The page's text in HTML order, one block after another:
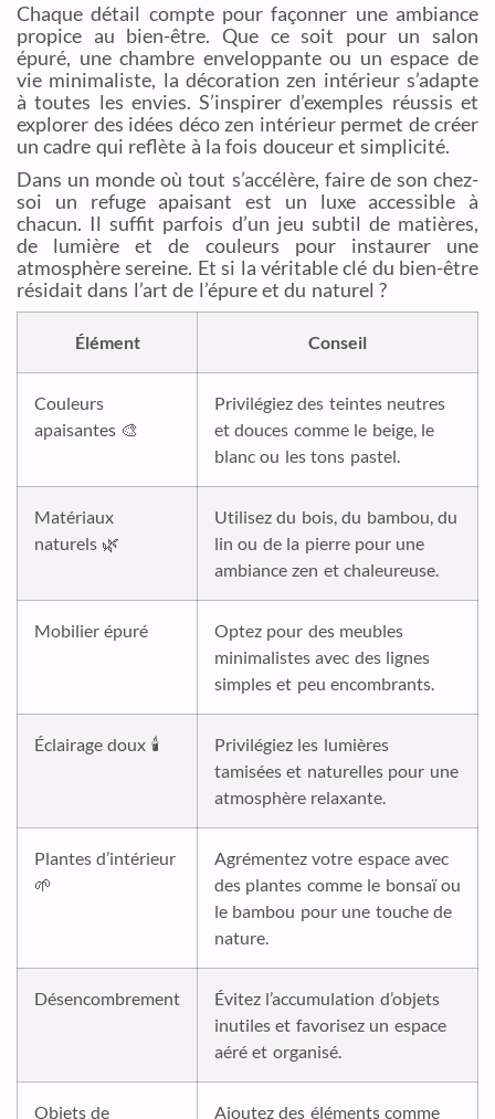
Chaque détail compte pour façonner une ambiance
propice au bien-être. Que ce soit pour un salon
épuré, une chambre enveloppante ou un espace de
vie minimaliste, la décoration zen intérieur s’adapte
à toutes les envies. S’inspirer d’exemples réussis et
explorer des idées déco zen intérieur permet de créer
un cadre qui reflète à la fois douceur et simplicité.
Dans un monde où tout s’accélère, faire de son chez-
soi un refuge apaisant est un luxe accessible à
chacun. Il suffit parfois d’un jeu subtil de matières,
de lumière et de couleurs pour instaurer une
atmosphère sereine. Et si la véritable clé du bien-être
résidait dans l’art de l’épure et du naturel ?
Élément Conseil
Couleurs
apaisantes 🎨
Privilégiez des teintes neutres
et douces comme le beige, le
blanc ou les tons pastel.
Matériaux
naturels 🌿
Utilisez du bois, du bambou, du
lin ou de la pierre pour une
ambiance zen et chaleureuse.
Mobilier épuré
Optez pour des meubles
minimalistes avec des lignes
simples et peu encombrants.
Éclairage doux 🕯️
Privilégiez les lumières
tamisées et naturelles pour une
atmosphère relaxante.
Plantes d’intérieur
🌱
Agrémentez votre espace avec
des plantes comme le bonsaï ou
le bambou pour une touche de
nature.
Désencombrement
Évitez l’accumulation d’objets
inutiles et favorisez un espace
aéré et organisé.
Objets de Ajoutez des éléments comme